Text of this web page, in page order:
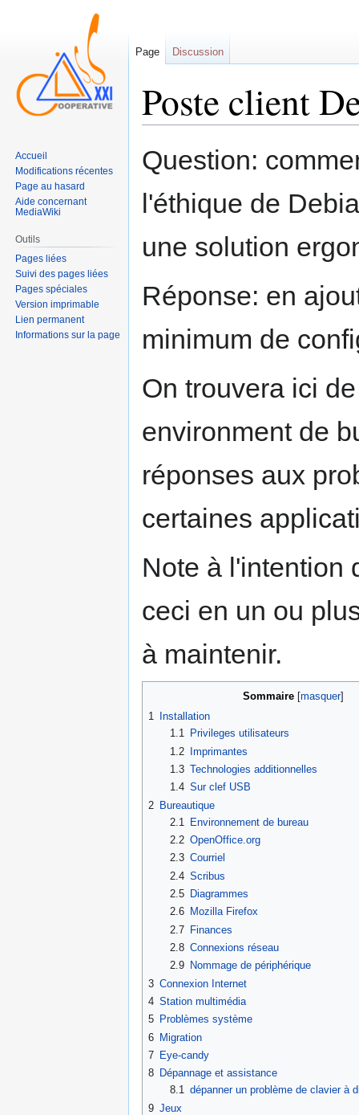
Poste client
à
navigation
à
recherche
Question:
l'éthique de
une solution
Réponse: en
minimum de
On trouvera ici
environment de
réponses aux
certaines
Note à l'intention
ceci en un ou
à maintenir.
Sommaire
1
Installation
1.1
Privileges utilisateurs
1.2
Imprimantes
1.3 Technologies additionnelles
1.4 Sur clef USB
2 Bureautique
2.1
Environnement de bureau
2.2 OpenOffice.org
2.3 Courriel
2.4 Scribus
2.5
Diagrammes
2.6
Mozilla Firefox
2.7 Finances
2.8 Connexions réseau
2.9
Nommage de périphérique
3 Connexion Internet
4 Station multimédia
5 Problèmes système
6 Migration
7 Eye-candy
8 Dépannage et assistance
8.1 dépanner un problème de clavier à
9 Jeux
Page Discussion
Accueil
Modifications récentes
Page au hasard
Aide concernant
MediaWiki
Outils
Pages liées
Suivi des pages liées
Pages spéciales
Version imprimable
Lien permanent
Informations sur la page